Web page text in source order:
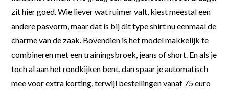
zit hier goed. Wie liever wat ruimer valt, kiest meestal een
andere pasvorm, maar dat is bij dit type shirt nu eenmaal de
charme van de zaak. Bovendien is het model makkelijk te
combineren met een trainingsbroek, jeans of short. En als je
toch al aan het rondkijken bent, dan spaar je automatisch
mee voor extra korting, terwijl bestellingen vanaf 75 euro